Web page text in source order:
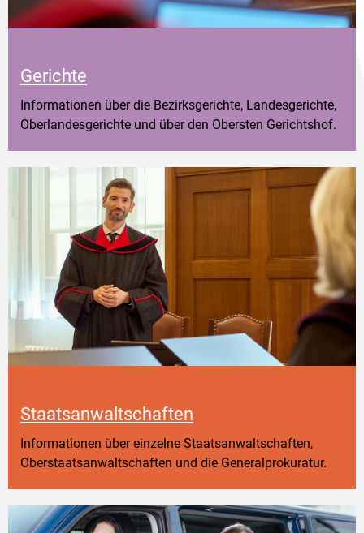
Gerichte
Informationen über die Bezirksgerichte, Landesgerichte,
Oberlandesgerichte und über den Obersten Gerichtshof.
Staatsanwaltschaften
Informationen über einzelne Staatsanwaltschaften,
Oberstaatsanwaltschaften und die Generalprokuratur.